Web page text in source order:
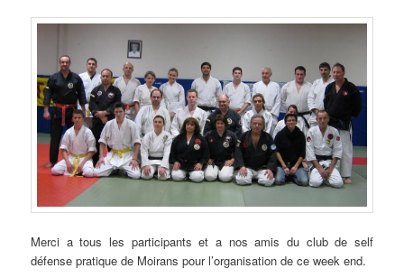
Merci a tous les participants et a nos amis du club de self
défense pratique de Moirans pour l’organisation de ce week end.